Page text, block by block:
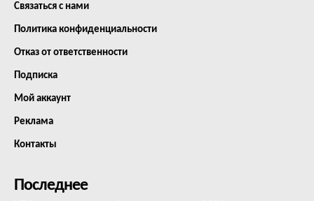
Связаться с нами
Политика конфиденциальности
Отказ от ответственности
Подписка
Мой аккаунт
Реклама
Контакты
Последнее